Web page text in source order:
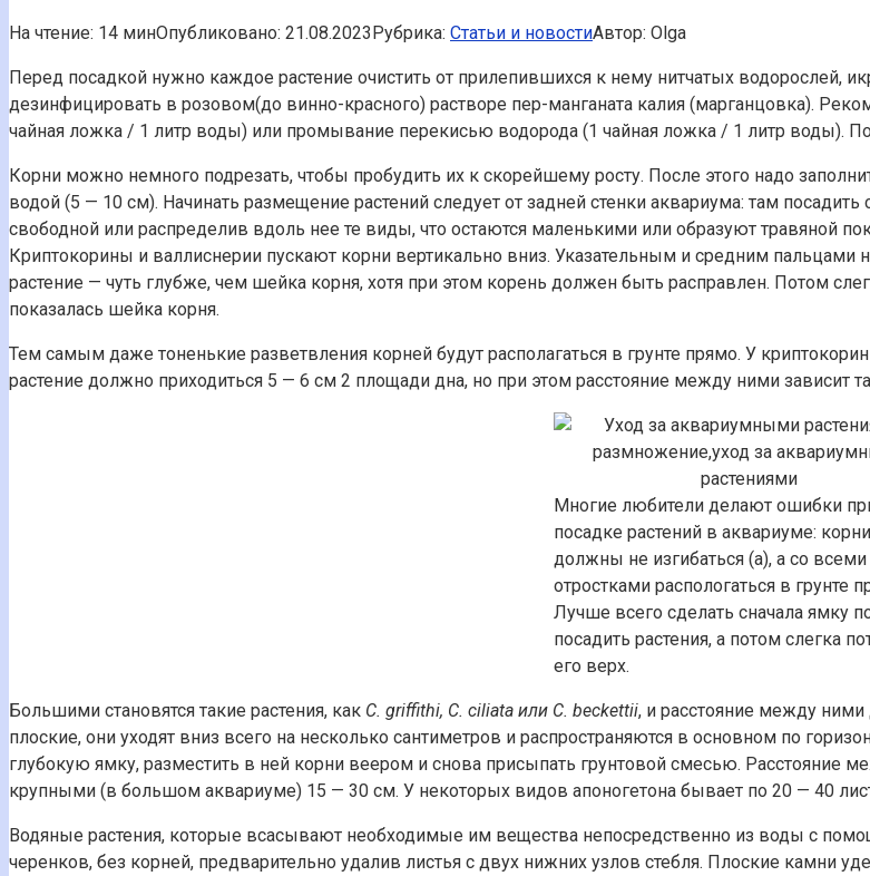
На чтение: 14 минОпубликовано: 21.08.2023Рубрика: Статьи и новостиАвтор: Olga
Перед посадкой нужно каждое растение очистить от прилепившихся к нему нитчатых водорослей,
дезинфицировать в розовом(до винно-красного) растворе пер-манганата калия (марганцовка).
чайная ложка / 1 литр воды) или промывание перекисью водорода (1 чайная ложка / 1 литр воды).
Корни можно немного подрезать, чтобы пробудить их к скорейшему росту. После этого надо
водой (5 — 10 см). Начинать размещение растений следует от задней стенки аквариума: там
свободной или распределив вдоль нее те виды, что остаются маленькими или образуют травяной
Криптокорины и валлиснерии пускают корни вертикально вниз. Указательным и средним пальцами
растение — чуть глубже, чем шейка корня, хотя при этом корень должен быть расправлен. Потом
показалась шейка корня.
Тем самым даже тоненькие разветвления корней будут располагаться в грунте прямо. У
растение должно приходиться 5 — 6 см 2 площади дна, но при этом расстояние между ними зависит
Многие любители делают ошибки
посадке растений в аквариуме: корни
должны не изгибаться (а), а со
отростками распологаться в грунте
Лучше всего сделать сначала ямку
посадить растения, а потом слегка
его верх.
Большими становятся такие растения, как С. griffithi, С. ciliata или С. beckettii, и расстояние между
плоские, они уходят вниз всего на несколько сантиметров и распространяются в основном по
глубокую ямку, разместить в ней корни веером и снова присыпать грунтовой смесью.
крупными (в большом аквариуме) 15 — 30 см. У некоторых видов апоногетона бывает по 20 — 40
Водяные растения, которые всасывают необходимые им вещества непосредственно из воды с
черенков, без корней, предварительно удалив листья с двух нижних узлов стебля. Плоские камни